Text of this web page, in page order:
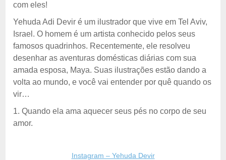
com eles!
Yehuda Adi Devir é um ilustrador que vive em Tel Aviv,
Israel. O homem é um artista conhecido pelos seus
famosos quadrinhos. Recentemente, ele resolveu
desenhar as aventuras domésticas diárias com sua
amada esposa, Maya. Suas ilustrações estão dando a
volta ao mundo, e você vai entender por quê quando os
vir…
1. Quando ela ama aquecer seus pés no corpo de seu
amor.
Instagram – Yehuda Devir